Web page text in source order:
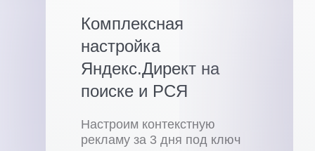
Комплексная
настройка
Яндекс.Директ на
поиске и РСЯ
Настроим контекстную
рекламу за 3 дня под ключ